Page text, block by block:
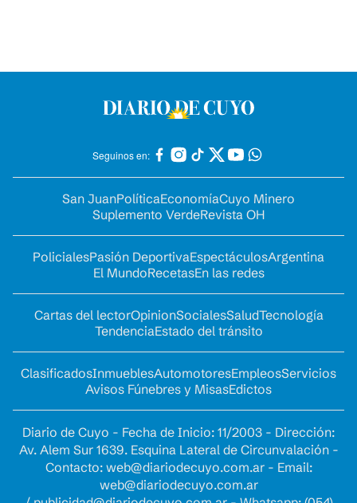
Seguinos en:
San JuanPolíticaEconomíaCuyo Minero
Suplemento VerdeRevista OH
PolicialesPasión DeportivaEspectáculosArgentina
El MundoRecetasEn las redes
Cartas del lectorOpinionSocialesSaludTecnología
TendenciaEstado del tránsito
ClasificadosInmueblesAutomotoresEmpleosServicios
Avisos Fúnebres y MisasEdictos
Diario de Cuyo - Fecha de Inicio: 11/2003 - Dirección:
Av. Alem Sur 1639. Esquina Lateral de Circunvalación -
Contacto: web@diariodecuyo.com.ar- Email:
web@diariodecuyo.com.ar